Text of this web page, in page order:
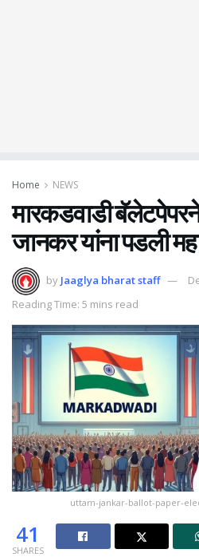
Home NEWS
मारकडवाडी
जानकर यांना पडली
by Jaaglya bharat staff
Reading Time: 5 mins read
uttam-jankar-ballot-paper-
41
SHARES